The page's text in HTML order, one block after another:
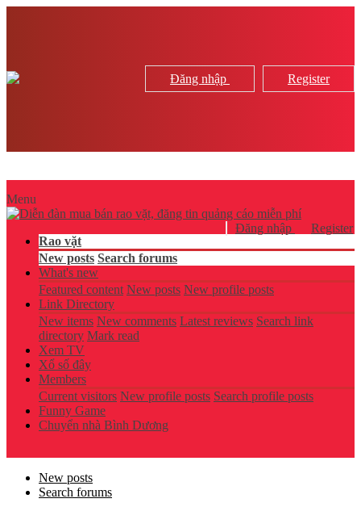
Đăng nhập Register
Menu
Đăng nhập
Register
Rao vặt
New posts Search forums
What's new
Featured content New posts New profile posts
Link Directory
New items New comments Latest reviews Search link
directory Mark read
Xem TV
Xổ số đây
Members
Current visitors New profile posts Search profile posts
Funny Game
Chuyển nhà Bình Dương
New posts
Search forums